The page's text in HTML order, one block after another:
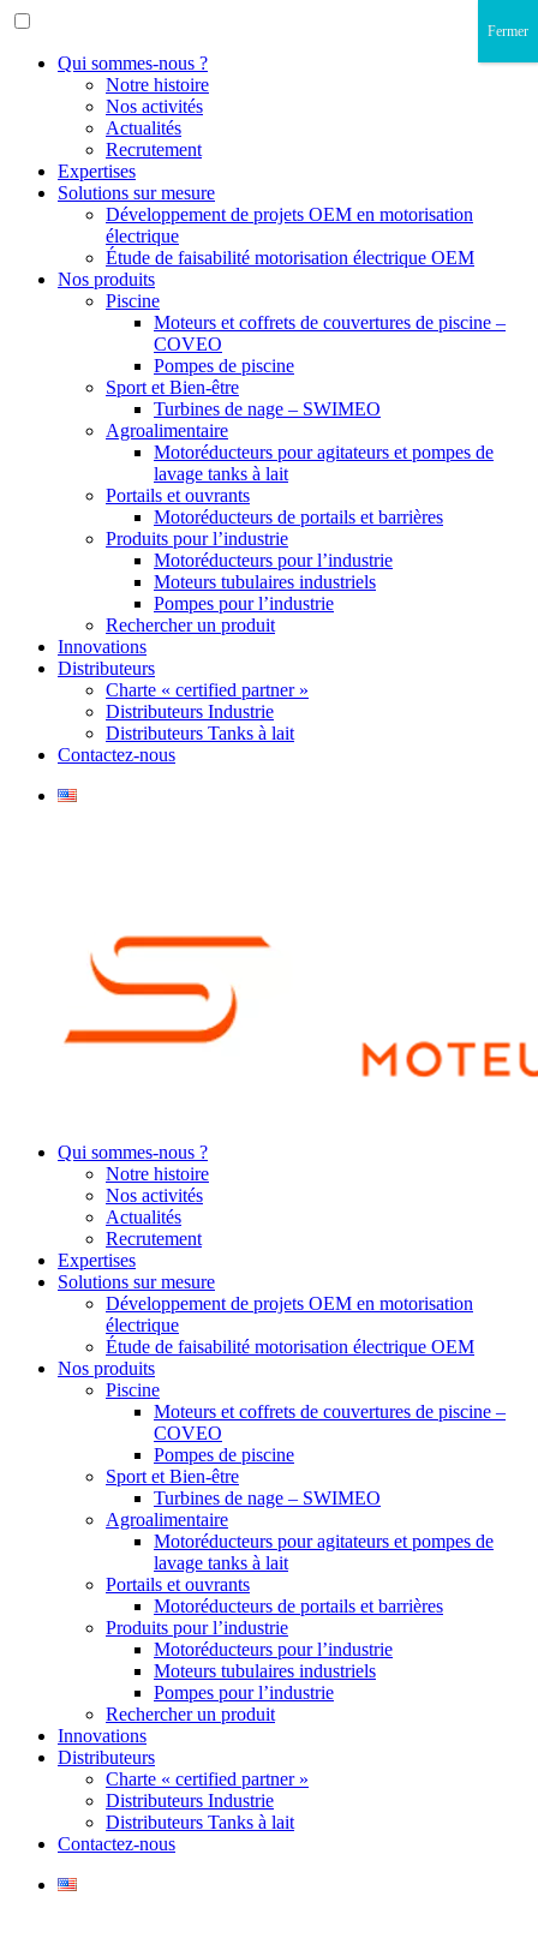
Qui sommes-nous ?
Notre histoire
Nos activités
Actualités
Recrutement
Expertises
Solutions sur mesure
Développement de projets OEM en motorisation
électrique
Étude de faisabilité motorisation électrique OEM
Nos produits
Piscine
Moteurs et coffrets de couvertures de piscine –
COVEO
Pompes de piscine
Sport et Bien-être
Turbines de nage – SWIMEO
Agroalimentaire
Motoréducteurs pour agitateurs et pompes de
lavage tanks à lait
Portails et ouvrants
Motoréducteurs de portails et barrières
Produits pour l’industrie
Motoréducteurs pour l’industrie
Moteurs tubulaires industriels
Pompes pour l’industrie
Rechercher un produit
Innovations
Distributeurs
Charte « certified partner »
Distributeurs Industrie
Distributeurs Tanks à lait
Contactez-nous
Qui sommes-nous ?
Notre histoire
Nos activités
Actualités
Recrutement
Expertises
Solutions sur mesure
Développement de projets OEM en motorisation
électrique
Étude de faisabilité motorisation électrique OEM
Nos produits
Piscine
Moteurs et coffrets de couvertures de piscine –
COVEO
Pompes de piscine
Sport et Bien-être
Turbines de nage – SWIMEO
Agroalimentaire
Motoréducteurs pour agitateurs et pompes de
lavage tanks à lait
Portails et ouvrants
Motoréducteurs de portails et barrières
Produits pour l’industrie
Motoréducteurs pour l’industrie
Moteurs tubulaires industriels
Pompes pour l’industrie
Rechercher un produit
Innovations
Distributeurs
Charte « certified partner »
Distributeurs Industrie
Distributeurs Tanks à lait
Contactez-nous
Fermer